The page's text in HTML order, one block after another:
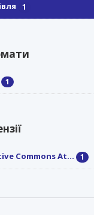
1
1
Commons At... 1